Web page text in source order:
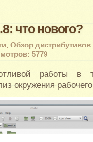
что нового?
, Обзор дистрибутивов
5779
работы в
окружения